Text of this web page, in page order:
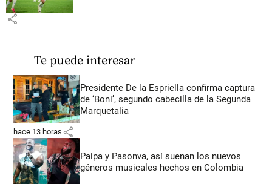
share
Te puede interesar
Presidente De la Espriella confirma captura
de ‘Boni’, segundo cabecilla de la Segunda
Marquetalia
hace 13 horas share
Paipa y Pasonva, así suenan los nuevos
géneros musicales hechos en Colombia